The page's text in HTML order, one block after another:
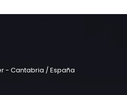
- Cantabria / España